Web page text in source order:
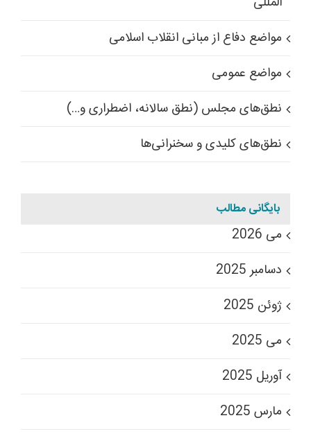
مواضع دفاع از مبانی انقلاب اسلامی
مواضع عمومی
نطق‌های مجلس (نطق سالانه، اضطراری و…)
نطق‌های کلیدی و سخنرانی‌ها
بایگانی مطالب
می 2026
دسامبر 2025
ژوئن 2025
می 2025
آوریل 2025
مارس 2025